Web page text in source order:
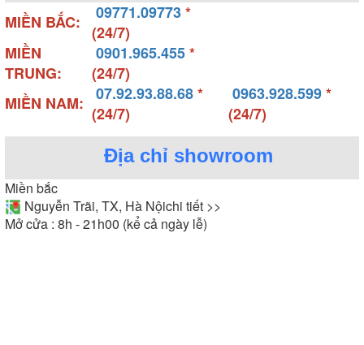
MIỀN BẮC: 09771.09773*
(24/7)
MIỀN
TRUNG:
0901.965.455*
(24/7)
MIỀN NAM:
07.92.93.88.68*
(24/7)
0963.928.599*
(24/7)
Địa chỉ showroom
Miền bắc
Nguyễn Trãi, TX, Hà Nộichi tiết >>
Mở cửa : 8h - 21h00 (kể cả ngày lễ)